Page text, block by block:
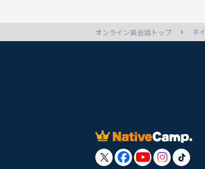
オンライン英会話トップ ネ